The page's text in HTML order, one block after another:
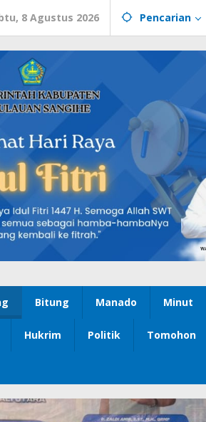
8 Agustus 2026 Pencarian
Bitung Manado Minut
Hukrim Politik Tomohon